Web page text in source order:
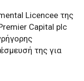
Licencee της
Capital plc
της για